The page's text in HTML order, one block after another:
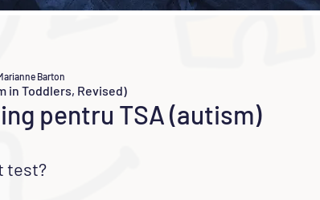
Barton
in Toddlers, Revised)
pentru TSA (autism)
test?